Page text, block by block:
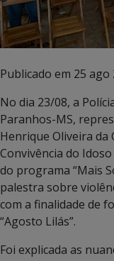
Publicado em 25 ago
No dia 23/08, a
Paranhos-MS,
Henrique Oliveira da
Convivência do
do programa “Mais
palestra sobre
com a finalidade de
“Agosto Lilás”.
Foi explicada as